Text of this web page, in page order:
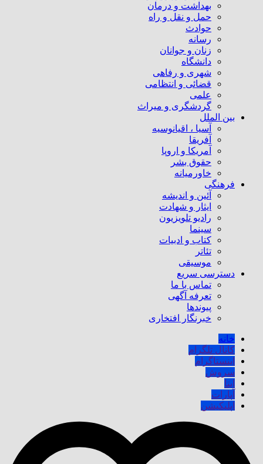
بهداشت و درمان
حمل و نقل و راه
حوادث
رسانه
زنان و جوانان
دانشگاه
شهری و رفاهی
قضائی و انتظامی
علمی
گردشگری و میراث
بین الملل
آسیا ، اقیانوسیه
آفریقا
آمریکا و اروپا
حقوق بشر
خاورمیانه
فرهنگی
آئین و اندیشه
ایثار و شهادت
رادیو تلویزیون
سینما
کتاب و ادبیات
تئاتر
موسیقی
دسترسی سریع
تماس با ما
تعرفه آگهی
پیوندها
خبرنگار افتخاری
خانه
کانال تلگرام
اینستاگرام
سروش
ایتا
آپارات
اپلیکیشن